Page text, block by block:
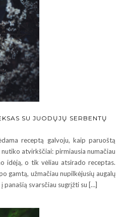
SU JUODŲJŲ SERBENTŲ
receptą galvoju, kaip paruoštą
atvirkščiai: pirmiausia numačiau
idėją, o tik vėliau atsirado receptas.
gamtą, užmačiau nupilkėjusių augalų
panašią svarsčiau sugrįžti su […]